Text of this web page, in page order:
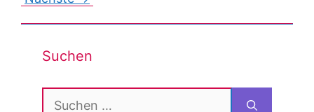
Suchen
Suchen